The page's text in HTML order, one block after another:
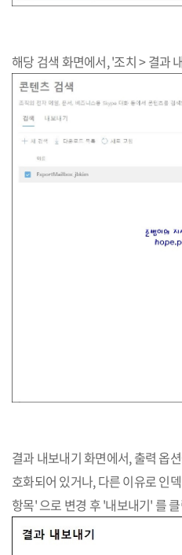
해당 검색 화면에서, '조치 > 결과
결과 내보내기 화면에서, 출력 옵
호화되어 있거나, 다른 이유로 인
항목' 으로 변경 후 '내보내기' 를